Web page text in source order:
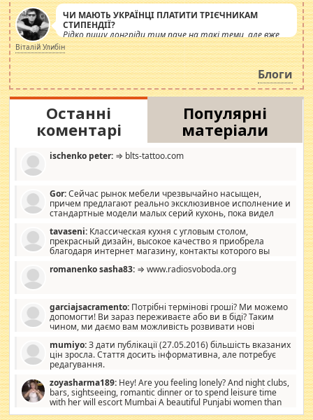
ЧИ МАЮТЬ УКРАЇНЦІ ПЛАТИТИ ТРІЄЧНИКАМ
СТИПЕНДІЇ?
Рідко пишу лонгріди тим паче на такі теми, але вже
просто дістало! Обурюють сьогоднішні інсенуації
навколо стипендіального питання. Штучно
роздувається ще одна соціальна катастрофа.
Віталій Улибін
Блоги
Останні
коментарі
Популярні
матеріали
ischenko peter: ⇒ blts-tattoo.com
Gor:Сейчас рынок мебели чрезвычайно насыщен,
причем предлагают реально эксклюзивное исполнение и
стандартные модели малых серий кухонь, пока видел
стандартные формы, в MebelOk, креативненько и что главное -
со вкусом все в порядке, без ненужных наворотов удорожающих
мебель, а это не последний фактор.
tavaseni: Классическая кухня с угловым столом,
прекрасный дизайн, высокое качество я приобрела
благодаря интернет магазину, контакты которого вы
romanenko sasha83: ⇒ www.radiosvoboda.org
garciajsacramento: Потрібні термінові гроші? Ми можемо
допомогти! Ви зараз переживаєте або ви в біді? Таким
чином, ми даємо вам можливість розвивати нові
допомагати людям, які намагаються дати їм шанс. Кожен
заслуговує на другий шанс, і, оскільки влада не зможе, вони
повинні приймати від інших. Для нас нема багато суми, і зрілість
витрат, а тільки узгоджених сум і нічого іншого. Не чекайте і не
коментуйте цей пост. Введіть суму, яку ви хочете подати, і ми
зв'яжемося з вами з усіма варіантами. зв'яжіться з нами
сьогодні на garciajsacramento@gmail.com Вам потрібні термінові
mumiyo:З дати публікації (27.05.2016) більшість вказаних
цін зросла. Стаття досить інформативна, але потребує
редагування.
zoyasharma189: Hey! Are you feeling lonely? And night clubs,
bars, sightseeing, romantic dinner or to spend leisure time
with her will escort Mumbai A beautiful Punjabi women than
sexy escort companion in arms that you guys feel like 5 star luxury